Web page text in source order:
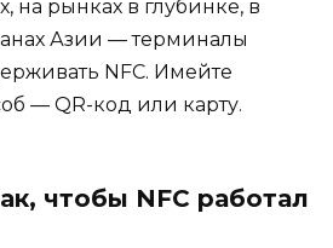
на рынках в глубинке, в
Азии — терминалы
NFC. Имейте
— QR-код или карту.
чтобы NFC работал